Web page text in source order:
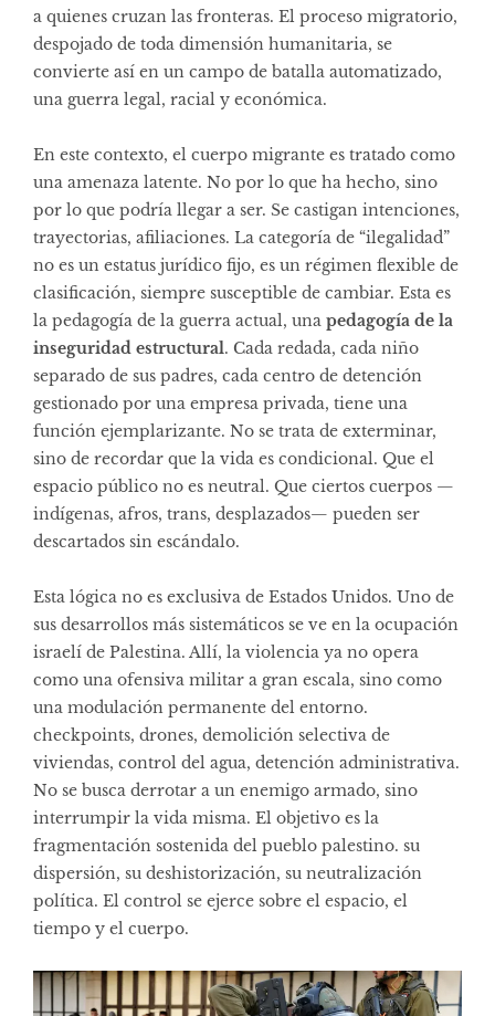
a quienes cruzan las fronteras. El proceso migratorio,
despojado de toda dimensión humanitaria, se
convierte así en un campo de batalla automatizado,
una guerra legal, racial y económica.
En este contexto, el cuerpo migrante es tratado como
una amenaza latente. No por lo que ha hecho, sino
por lo que podría llegar a ser. Se castigan intenciones,
trayectorias, afiliaciones. La categoría de “ilegalidad”
no es un estatus jurídico fijo, es un régimen flexible de
clasificación, siempre susceptible de cambiar. Esta es
la pedagogía de la guerra actual, una pedagogía de la
inseguridad estructural. Cada redada, cada niño
separado de sus padres, cada centro de detención
gestionado por una empresa privada, tiene una
función ejemplarizante. No se trata de exterminar,
sino de recordar que la vida es condicional. Que el
espacio público no es neutral. Que ciertos cuerpos —
indígenas, afros, trans, desplazados— pueden ser
descartados sin escándalo.
Esta lógica no es exclusiva de Estados Unidos. Uno de
sus desarrollos más sistemáticos se ve en la ocupación
israelí de Palestina. Allí, la violencia ya no opera
como una ofensiva militar a gran escala, sino como
una modulación permanente del entorno.
checkpoints, drones, demolición selectiva de
viviendas, control del agua, detención administrativa.
No se busca derrotar a un enemigo armado, sino
interrumpir la vida misma. El objetivo es la
fragmentación sostenida del pueblo palestino. su
dispersión, su deshistorización, su neutralización
política. El control se ejerce sobre el espacio, el
tiempo y el cuerpo.